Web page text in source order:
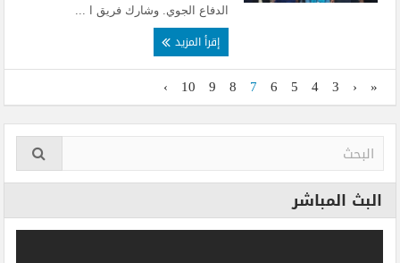
الدفاع الجوي. وشارك فريق ا ...
إقرأ المزيد
«
‹
3
4
5
6
7
8
9
10
›
البث المباشر